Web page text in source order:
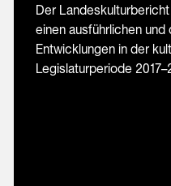
Der
einen ausführlichen
Entwicklungen in der
Legislaturperiode